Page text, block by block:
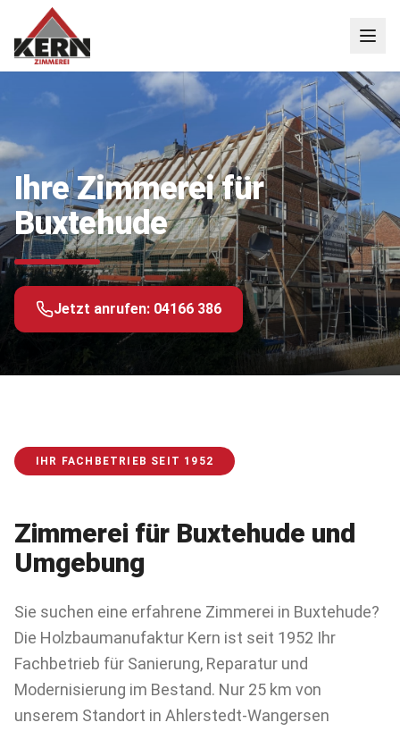
Ihre Zimmerei für
Buxtehude
Jetzt anrufen: 04166 386
IHR FACHBETRIEB SEIT 1952
Zimmerei für Buxtehude und
Umgebung
Sie suchen eine erfahrene Zimmerei in Buxtehude?
Die Holzbaumanufaktur Kern ist seit 1952 Ihr
Fachbetrieb für Sanierung, Reparatur und
Modernisierung im Bestand. Nur 25 km von
unserem Standort in Ahlerstedt-Wangersen